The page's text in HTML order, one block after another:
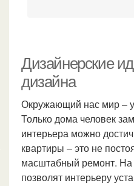
Дизайнерские
дизайна
Окружающий нас мир –
Только дома человек
интерьера можно
квартиры – это не
масштабный ремонт. На
позволят интерьеру